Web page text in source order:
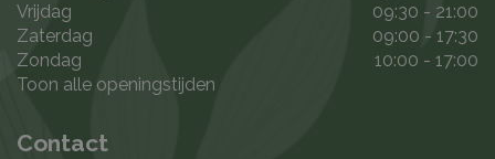
Vrijdag
09:30 - 21:00
Zaterdag
09:00 - 17:30
Zondag
10:00 - 17:00
Toon alle openingstijden
Contact